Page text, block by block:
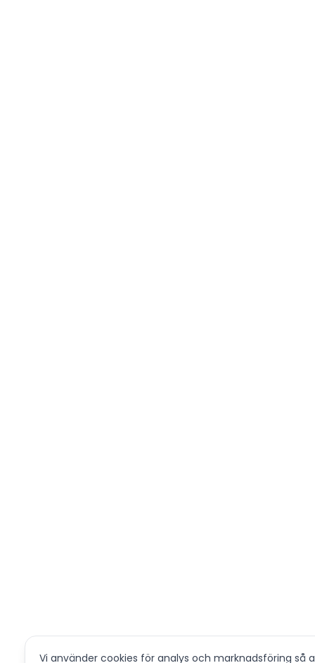
Vi använder cookies för analys och marknadsföring så